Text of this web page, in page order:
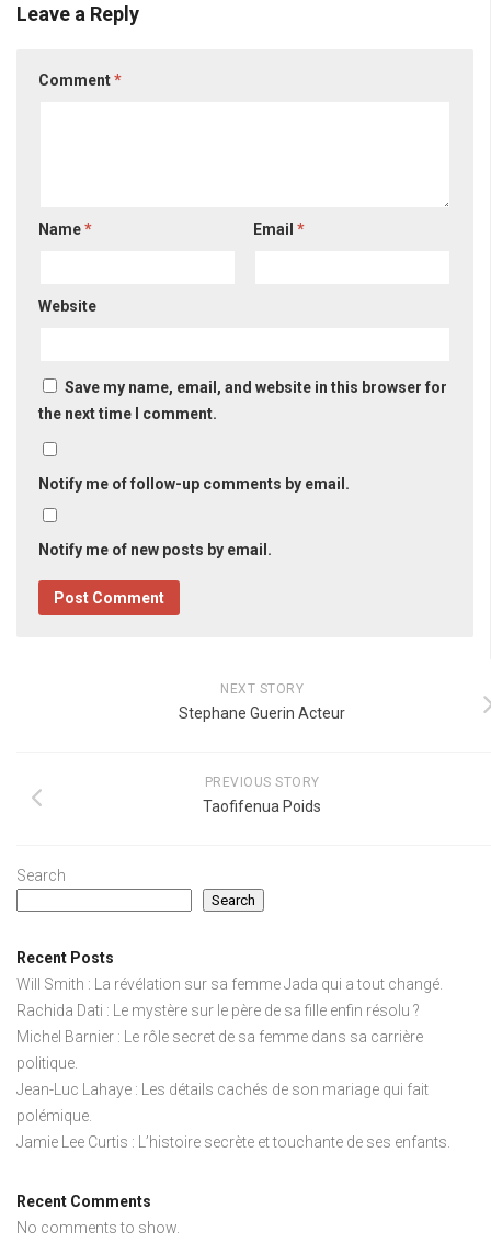
Leave a Reply
Comment*
Name* Email*
Website
Save my name, email, and website in this browser for
the next time I comment.
Notify me of follow-up comments by email.
Notify me of new posts by email.
NEXT STORY
Stephane Guerin Acteur
PREVIOUS STORY
Taofifenua Poids
Search
Search
Recent Posts
Will Smith : La révélation sur sa femme Jada qui a tout changé.
Rachida Dati : Le mystère sur le père de sa fille enfin résolu ?
Michel Barnier : Le rôle secret de sa femme dans sa carrière
politique.
Jean-Luc Lahaye : Les détails cachés de son mariage qui fait
polémique.
Jamie Lee Curtis : L’histoire secrète et touchante de ses enfants.
Recent Comments
No comments to show.